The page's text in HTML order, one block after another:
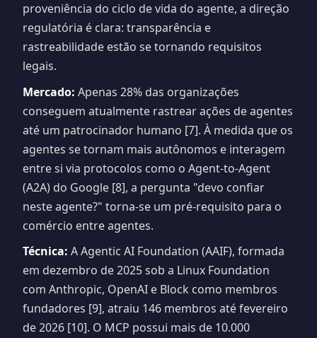
proveniência do ciclo de vida do agente, a direção
regulatória é clara: transparência e
rastreabilidade estão se tornando requisitos
legais.
Mercado: Apenas 28% das organizações
conseguem atualmente rastrear ações de agentes
até um patrocinador humano [7]. À medida que os
agentes se tornam mais autônomos e interagem
entre si via protocolos como o Agent-to-Agent
(A2A) do Google [8], a pergunta "devo confiar
neste agente?" torna-se um pré-requisito para o
comércio entre agentes.
Técnica: A Agentic AI Foundation (AAIF), formada
em dezembro de 2025 sob a Linux Foundation
com Anthropic, OpenAI e Block como membros
fundadores [9], atraiu 146 membros até fevereiro
de 2026 [10]. O MCP possui mais de 10.000